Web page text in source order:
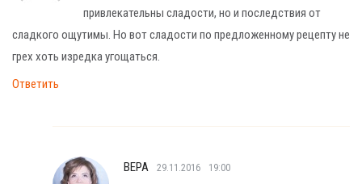
привлекательны сладости, но и последствия от
сладкого ощутимы. Но вот сладости по предложенному рецепту не
грех хоть изредка угощаться.
Ответить
ВЕРА 29.11.2016 19:00